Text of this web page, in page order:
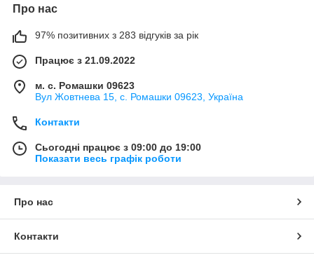
Про нас
97% позитивних з 283 відгуків за рік
Працює з 21.09.2022
м. с. Ромашки 09623
Вул Жовтнева 15, с. Ромашки 09623, Україна
Контакти
Сьогодні працює з 09:00 до 19:00
Показати весь графік роботи
Про нас
Контакти